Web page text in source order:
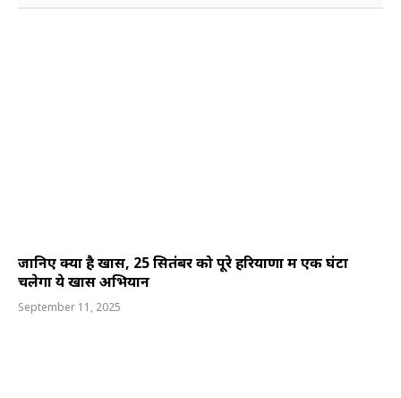
जानिए क्या है खास, 25 सितंबर को पूरे हरियाणा में एक घंटा
चलेगा ये खास अभियान
September 11, 2025